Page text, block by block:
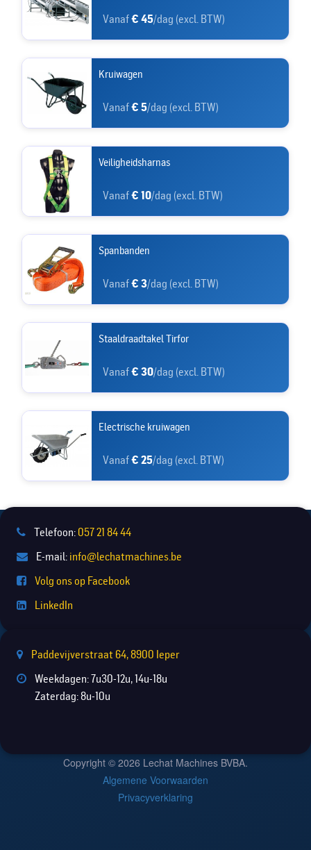
Vanaf€ 45/dag (excl. BTW)
Kruiwagen
Vanaf€ 5/dag (excl. BTW)
Veiligheidsharnas
Vanaf€ 10/dag (excl. BTW)
Spanbanden
Vanaf€ 3/dag (excl. BTW)
Staaldraadtakel Tirfor
Vanaf€ 30/dag (excl. BTW)
Electrische kruiwagen
Vanaf€ 25/dag (excl. BTW)
Telefoon: 057 21 84 44
E-mail: info@lechatmachines.be
Volg ons op Facebook
LinkedIn
Paddevijverstraat 64, 8900 Ieper
Weekdagen: 7u30-12u, 14u-18u
Zaterdag: 8u-10u
Copyright © 2026 Lechat Machines BVBA.
Algemene Voorwaarden
Privacyverklaring